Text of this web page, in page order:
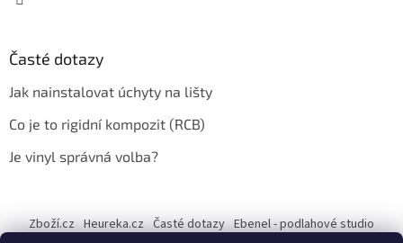
Časté dotazy
Jak nainstalovat úchyty na lišty
Co je to rigidní kompozit (RCB)
Je vinyl správná volba?
Zboží.cz Heureka.cz Časté dotazy Ebenel - podlahové studio